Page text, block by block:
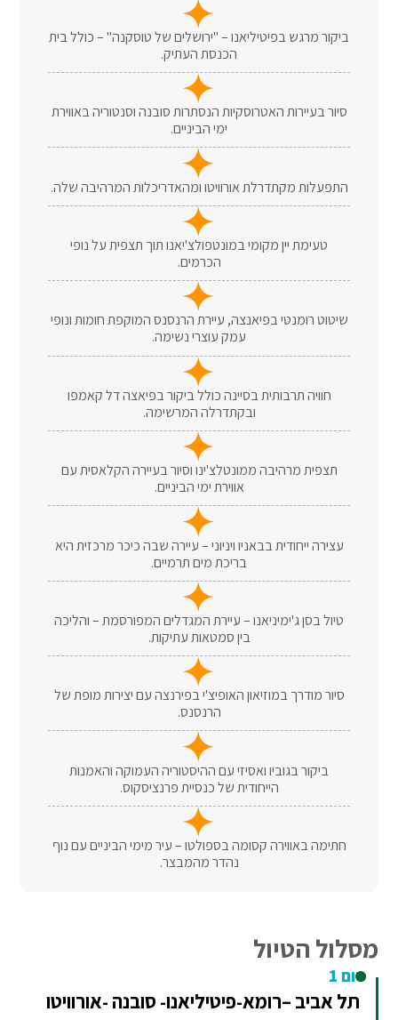
ביקור מרגש בפיטיליאנו – "ירושלים של טוסקנה" – כולל בית
הכנסת העתיק.
סיור בעיירות האטרוסקיות הנסתרות סובנה וסנטוריה באווירת
ימי הביניים.
התפעלות מקתדרלת אורוויטו ומהאדריכלות המרהיבה שלה.
טעימת יין מקומי במונטפולצ'יאנו תוך תצפית על נופי
הכרמים.
שיטוט רומנטי בפיאנצה, עיירת הרנסנס המוקפת חומות ונופי
עמק עוצרי נשימה.
חוויה תרבותית בסיינה כולל ביקור בפיאצה דל קאמפו
ובקתדרלה המרשימה.
תצפית מרהיבה ממונטלצ'ינו וסיור בעיירה הקלאסית עם
אווירת ימי הביניים.
עצירה ייחודית בבאניו ויניוני – עיירה שבה כיכר מרכזית היא
בריכת מים תרמיים.
טיול בסן ג'ימיניאנו – עיירת המגדלים המפורסמת – והליכה
בין סמטאות עתיקות.
סיור מודרך במוזיאון האופיצ'י בפירנצה עם יצירות מופת של
הרנסנס.
ביקור בגוביו ואסיזי עם ההיסטוריה העמוקה והאמנות
הייחודית של כנסיית פרנציסקוס.
חתימה באווירה קסומה בספולטו – עיר מימי הביניים עם נוף
נהדר מהמבצר.
מסלול הטיול
יום 1
תל אביב –רומא-פיטיליאנו- סובנה -אורוויטו